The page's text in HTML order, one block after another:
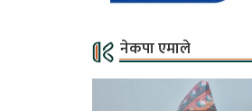
नेकपा एमाले